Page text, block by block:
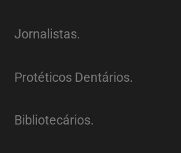
Jornalistas.
Protéticos Dentários.
Bibliotecários.